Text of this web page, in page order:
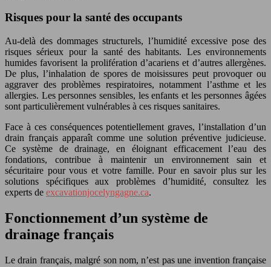
Risques pour la santé des occupants
Au-delà des dommages structurels, l’humidité excessive pose des
risques sérieux pour la santé des habitants. Les environnements
humides favorisent la prolifération d’acariens et d’autres allergènes.
De plus, l’inhalation de spores de moisissures peut provoquer ou
aggraver des problèmes respiratoires, notamment l’asthme et les
allergies. Les personnes sensibles, les enfants et les personnes âgées
sont particulièrement vulnérables à ces risques sanitaires.
Face à ces conséquences potentiellement graves, l’installation d’un
drain français apparaît comme une solution préventive judicieuse.
Ce système de drainage, en éloignant efficacement l’eau des
fondations, contribue à maintenir un environnement sain et
sécuritaire pour vous et votre famille. Pour en savoir plus sur les
solutions spécifiques aux problèmes d’humidité, consultez les
experts de excavationjocelyngagne.ca.
Fonctionnement d’un système de
drainage français
Le drain français, malgré son nom, n’est pas une invention française